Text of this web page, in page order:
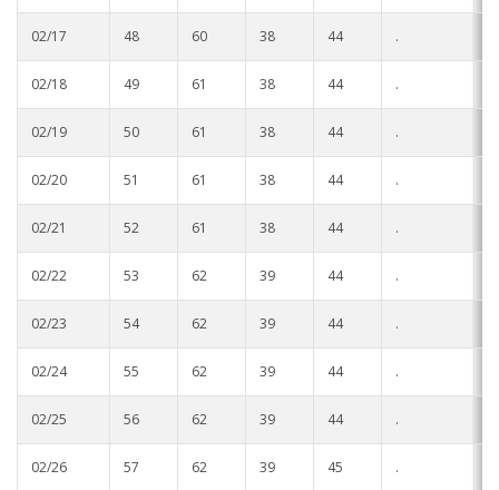
02/17 48 60 38 44 .
02/18 49 61 38 44 .
02/19 50 61 38 44 .
02/20 51 61 38 44 .
02/21 52 61 38 44 .
02/22 53 62 39 44 .
02/23 54 62 39 44 .
02/24 55 62 39 44 .
02/25 56 62 39 44 .
02/26 57 62 39 45 .